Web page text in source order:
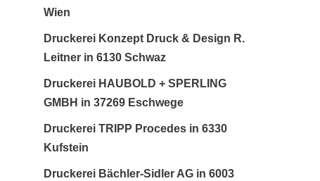
Wien
Druckerei Konzept Druck & Design R.
Leitner in 6130 Schwaz
Druckerei HAUBOLD + SPERLING
GMBH in 37269 Eschwege
Druckerei TRIPP Procedes in 6330
Kufstein
Druckerei Bächler-Sidler AG in 6003